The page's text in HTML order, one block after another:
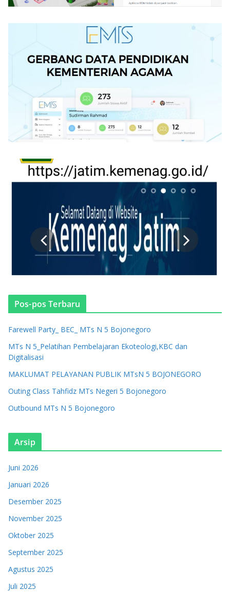
Pos-pos Terbaru
Farewell Party_ BEC_ MTs N 5 Bojonegoro
MTs N 5_Pelatihan Pembelajaran Ekoteologi,KBC dan
Digitalisasi
MAKLUMAT PELAYANAN PUBLIK MTsN 5 BOJONEGORO
Outing Class Tahfidz MTs Negeri 5 Bojonegoro
Outbound MTs N 5 Bojonegoro
Arsip
Juni 2026
Januari 2026
Desember 2025
November 2025
Oktober 2025
September 2025
Agustus 2025
Juli 2025